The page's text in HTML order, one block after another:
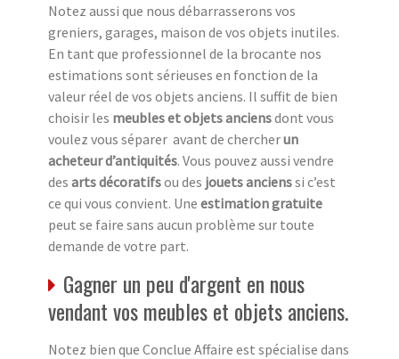
Notez aussi que nous débarrasserons vos
greniers, garages, maison de vos objets inutiles.
En tant que professionnel de la brocante nos
estimations sont sérieuses en fonction de la
valeur réel de vos objets anciens. Il suffit de bien
choisir les meubles et objets anciensdont vous
voulez vous séparer avant de chercherun
acheteur d’antiquités. Vous pouvez aussi vendre
des arts décoratifsou des jouets ancienssi c’est
ce qui vous convient. Une estimation gratuite
peut se faire sans aucun problème sur toute
demande de votre part.
Gagner un peu d'argent en nous
vendant vos meubles et objets anciens.
Notez bien que Conclue Affaire est spécialise dans